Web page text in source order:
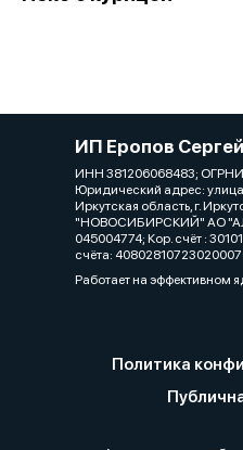
ИП Еропов
ИНН 381206068483;
Юридический адрес: улица
Иркутская область, г.
"НОВОСИБИРСКИЙ" АО
045004774; Кор. счёт :
счёта:
Работает на эффективном
Политика